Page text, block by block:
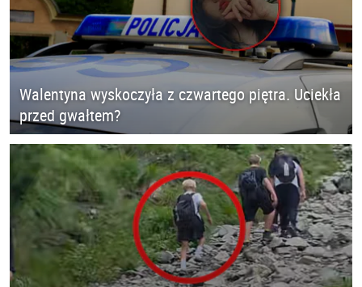
Walentyna wyskoczyła z czwartego piętra. Uciekła
przed gwałtem?